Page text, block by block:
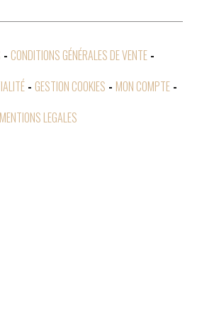
CONDITIONS GÉNÉRALES DE VENTE
GESTION COOKIES
MON COMPTE
MENTIONS LEGALES